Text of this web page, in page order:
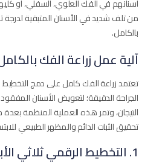
أسنانهم في الفك العلوي، السفلي، أو
من تلف شديد في الأسنان المتبقية
بالكامل.
آلية عمل زراعة الفك
تعتمد زراعة الفك كامل على دمج
الجراحة الدقيقة؛ لتعويض الأسنان
التيجان، وتمر هذه العملية المنظمة
تحقيق الثبات الدائم والمظهر الطبيعي
1. التخطيط الرقمي ثلاثي الأبعاد